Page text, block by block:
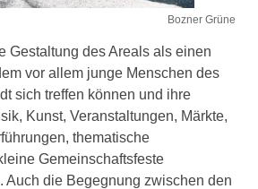
Bozner Grüne
Gestaltung des Areals als einen
vor allem junge Menschen des
sich treffen können und ihre
Kunst, Veranstaltungen, Märkte,
thematische
Gemeinschaftsfeste
Auch die Begegnung zwischen den